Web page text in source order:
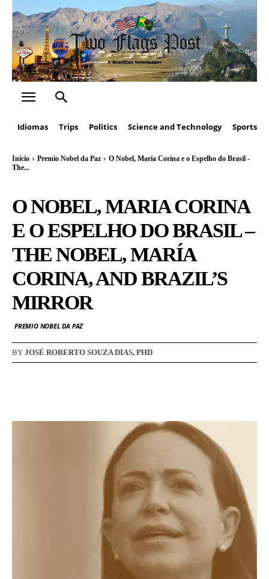
Idiomas Trips Politics Science and Technology Sports
Início Premio Nobel da Paz
O Nobel, Maria Corina e o Espelho do Brasil -
The...
O NOBEL, MARIA CORINA
E O ESPELHO DO BRASIL –
THE NOBEL, MARÍA
CORINA, AND BRAZIL’S
MIRROR
PREMIO NOBEL DA PAZ
BY JOSÉ ROBERTO SOUZA DIAS, PHD